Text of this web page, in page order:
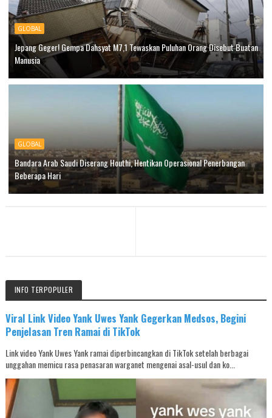
GLOBAL
Jepang Geger! Gempa Dahsyat M7,1 Tewaskan Puluhan Orang Disebut Buatan
Manusia
GLOBAL
Bandara Arab Saudi Diserang Houthi, Hentikan Operasional Penerbangan
Beberapa Hari
INFO TERPOPULER
Viral Link Video Yank Uwes Yank Gegerkan Medsos, Begini
Penjelasan Tren Ramai di TikTok
Link video Yank Uwes Yank ramai diperbincangkan di TikTok setelah berbagai
unggahan memicu rasa penasaran warganet mengenai asal-usul dan ko...